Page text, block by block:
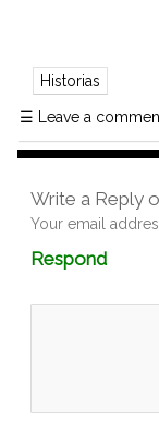
Historias
☰ Leave a
Write a Reply
Your email
Respond
box